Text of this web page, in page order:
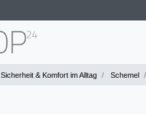
Sicherheit & Komfort im Alltag Schemel